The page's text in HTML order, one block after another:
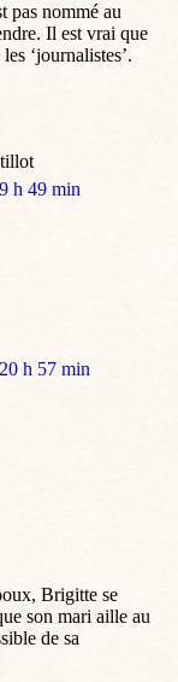
pas nommé au
Il est vrai que
‘journalistes’.
h 49 min
h 57 min
Brigitte se
son mari aille au
de sa